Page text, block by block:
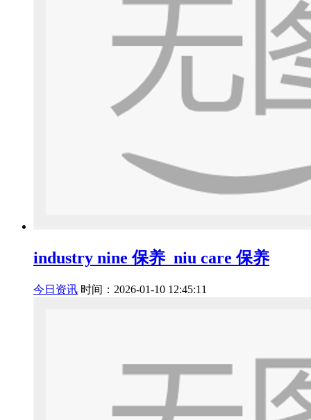
industry nine 保养_niu care 保养
今日资讯 时间：2026-01-10 12:45:11